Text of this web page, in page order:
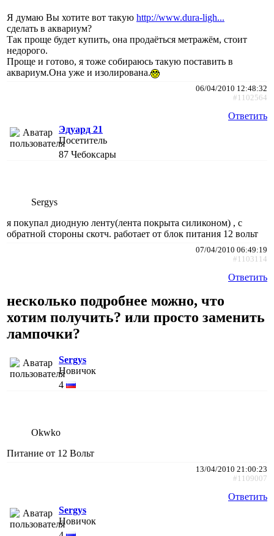
Я думаю Вы хотите вот такую http://www.dura-ligh...
сделать в аквариум?
Так проще будет купить, она продаёться метражём, стоит
недорого.
Проще и готово, я тоже собираюсь такую поставить в
аквариум.Она уже и изолирована.
06/04/2010 12:48:32
#1102564
Ответить
Эдуард 21
Посетитель
87 Чебоксары
Sergys
я покупал диодную ленту(лента покрыта силиконом) , с
обратной стороны скотч. работает от блок питания 12 вольт
07/04/2010 06:49:19
#1103114
Ответить
несколько подробнее можно, что
хотим получить? или просто заменить
лампочки?
Sergys
Новичок
4
Okwko
Питание от 12 Вольт
13/04/2010 21:00:23
#1109007
Ответить
Sergys
Новичок